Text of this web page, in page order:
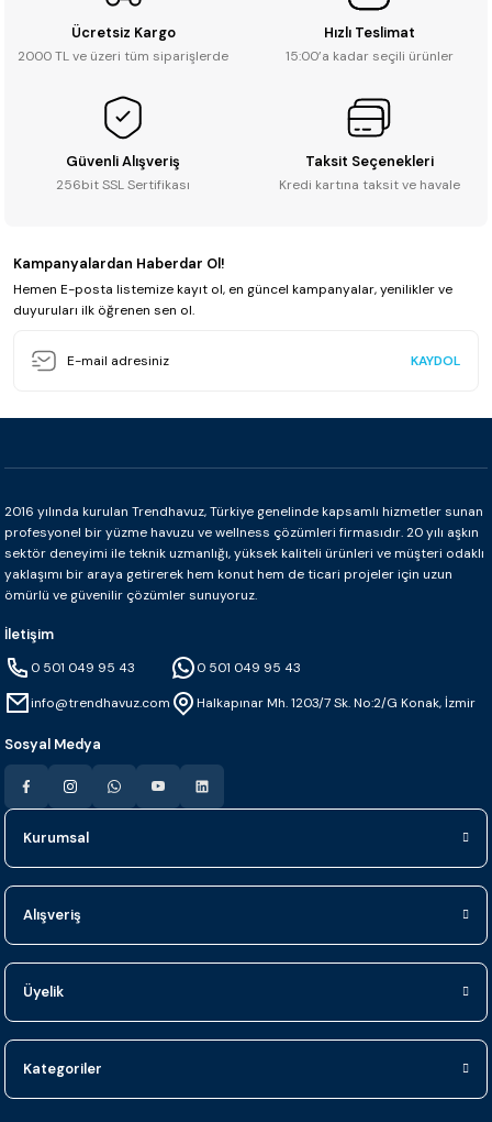
Ücretsiz Kargo
2000 TL ve üzeri tüm siparişlerde
Hızlı Teslimat
15:00’a kadar seçili ürünler
Güvenli Alışveriş
256bit SSL Sertifikası
Taksit Seçenekleri
Kredi kartına taksit ve havale
Kampanyalardan Haberdar Ol!
Hemen E-posta listemize kayıt ol, en güncel kampanyalar, yenilikler ve
duyuruları ilk öğrenen sen ol.
KAYDOL
2016 yılında kurulan Trendhavuz, Türkiye genelinde kapsamlı hizmetler sunan
profesyonel bir yüzme havuzu ve wellness çözümleri firmasıdır. 20 yılı aşkın
sektör deneyimi ile teknik uzmanlığı, yüksek kaliteli ürünleri ve müşteri odaklı
yaklaşımı bir araya getirerek hem konut hem de ticari projeler için uzun
ömürlü ve güvenilir çözümler sunuyoruz.
İletişim
0 501 049 95 43
info@trendhavuz.com
0 501 049 95 43
Halkapınar Mh. 1203/7 Sk. No:2/G Konak, İzmir
Sosyal Medya
Kurumsal
Alışveriş
Üyelik
Kategoriler